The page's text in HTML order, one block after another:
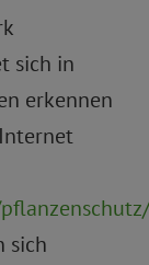
sich in
erkennen
sich